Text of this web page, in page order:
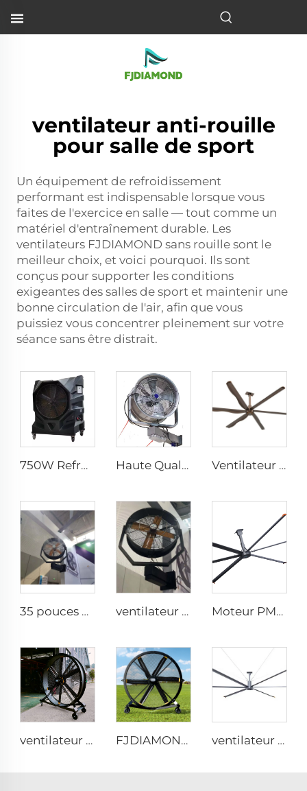
ventilateur anti-rouille
pour salle de sport
Un équipement de refroidissement
performant est indispensable lorsque vous
faites de l'exercice en salle — tout comme un
matériel d'entraînement durable. Les
ventilateurs FJDIAMOND sans rouille sont le
meilleur choix, et voici pourquoi. Ils sont
conçus pour supporter les conditions
exigeantes des salles de sport et maintenir une
bonne circulation de l'air, afin que vous
puissiez vous concentrer pleinement sur votre
séance sans être distrait.
750W Refroidisseur d'Air Évaporatif Industriel Portable Haute Qualité 220V Ventilateur de Brume d'Eau Industriel Refroidisseur Bon Marché Ventilateur Murale pour Usines et Restaurants Ventilateur de plafond commercial direct drive 12FT école restaurant grand ventilateur hvls
35 pouces 0,9m Réfrigérateur à brume d'eau extérieur industriel refroidissement de l'air humidificateur électrique ventilateur mural ventilateur brumisateur d'été de 35 pouces pour atelier d'usine, ventilateur oscillant avec brume rafraîchissante Moteur PMSM IE5, ventilateur industriel HVLS de 24 pieds (7,3 m), alimentation AC 380V, grand ventilateur suspendu pour usine laitière et entrepôts
ventilateur sur pied silencieux 80 pouces 220V contrôle par téléphone portable WIFI 2000 mm en aluminium FJDIAMOND Ventilateur sur pied réglable 1,5 m 2 m 80 pouces contrôle WIFI silencieux en aluminium pour gymnase ventilateur industriel HVLS 24ft 7.3m à moteur AC, grande taille, faible bruit, vent naturel efficace énergétiquement